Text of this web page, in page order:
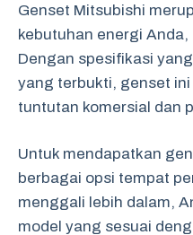
Genset Mitsubishi
kebutuhan energi
Dengan spesifikasi
yang terbukti, genset
tuntutan komersial dan
Untuk mendapatkan
berbagai opsi tempat
menggali lebih dalam,
model yang sesuai